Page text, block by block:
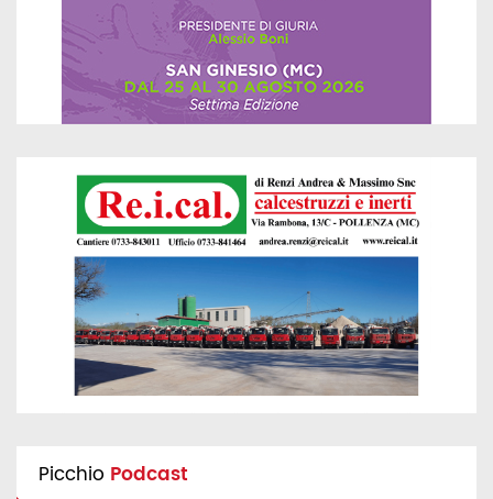
Picchio Podcast